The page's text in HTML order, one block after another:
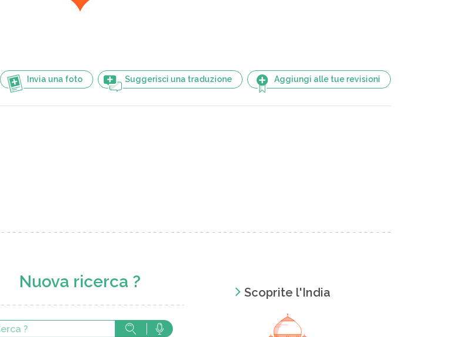
Invia una foto Suggerisci una traduzione Aggiungi alle tue revisioni
Nuova ricerca ?
Scoprite l'India